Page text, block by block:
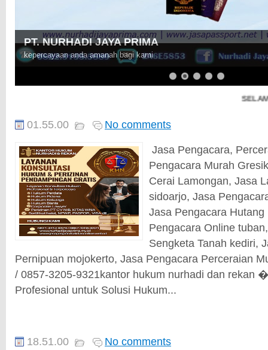
PT. NURHADI JAYA PRIMA
kepercayaan anda amanah bagi kami
SELAMAT
01.55.00
No comments
Jasa Pengacara,
Pengacara Murah
Cerai Lamongan, Jasa
sidoarjo, Jasa
Jasa Pengacara
Pengacara Online
Sengketa Tanah kediri,
Pernipuan mojokerto, Jasa Pengacara Perceraian
/ 0857-3205-9321kantor hukum nurhadi dan rekan
Profesional untuk Solusi Hukum...
18.51.00
No comments